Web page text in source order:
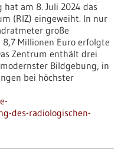
am 8. Juli 2024 das
(RIZ) eingeweiht. In nur
große
Millionen Euro erfolgte
Zentrum enthält drei
Bildgebung, in
bei höchster
des-radiologischen-